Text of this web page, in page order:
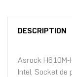
DESCRIPTION
Asrock H610M-
Intel, Socket